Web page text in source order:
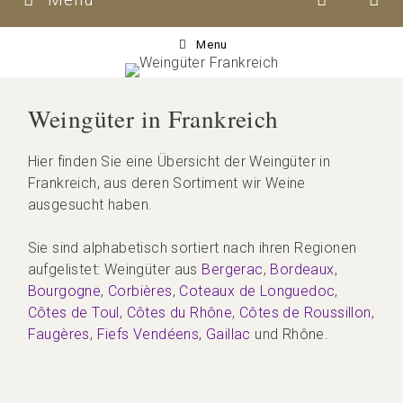
Menu
Weingüter in Frankreich
Hier finden Sie eine Übersicht der Weingüter in
Frankreich, aus deren Sortiment wir Weine
ausgesucht haben.
Sie sind alphabetisch sortiert nach ihren Regionen
aufgelistet: Weingüter aus Bergerac, Bordeaux,
Bourgogne, Corbières, Coteaux de Longuedoc,
Côtes de Toul, Côtes du Rhône, Côtes de Roussillon,
Faugères, Fiefs Vendéens, Gaillac und Rhône.